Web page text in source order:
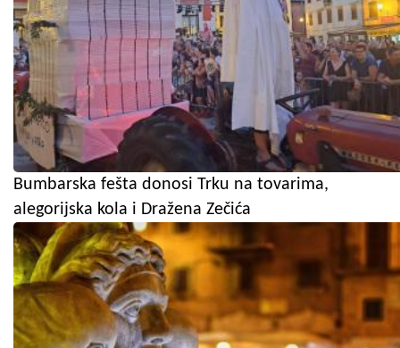
Bumbarska fešta donosi Trku na tovarima,
alegorijska kola i Dražena Zečića